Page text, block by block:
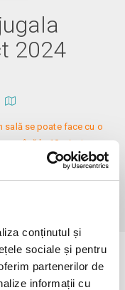
conținutul și
sociale și pentru
partenerilor de
informații cu
2024
sală se poate face cu o
până la 10 minute
mese de 2 (nr. limitat), 3
249.